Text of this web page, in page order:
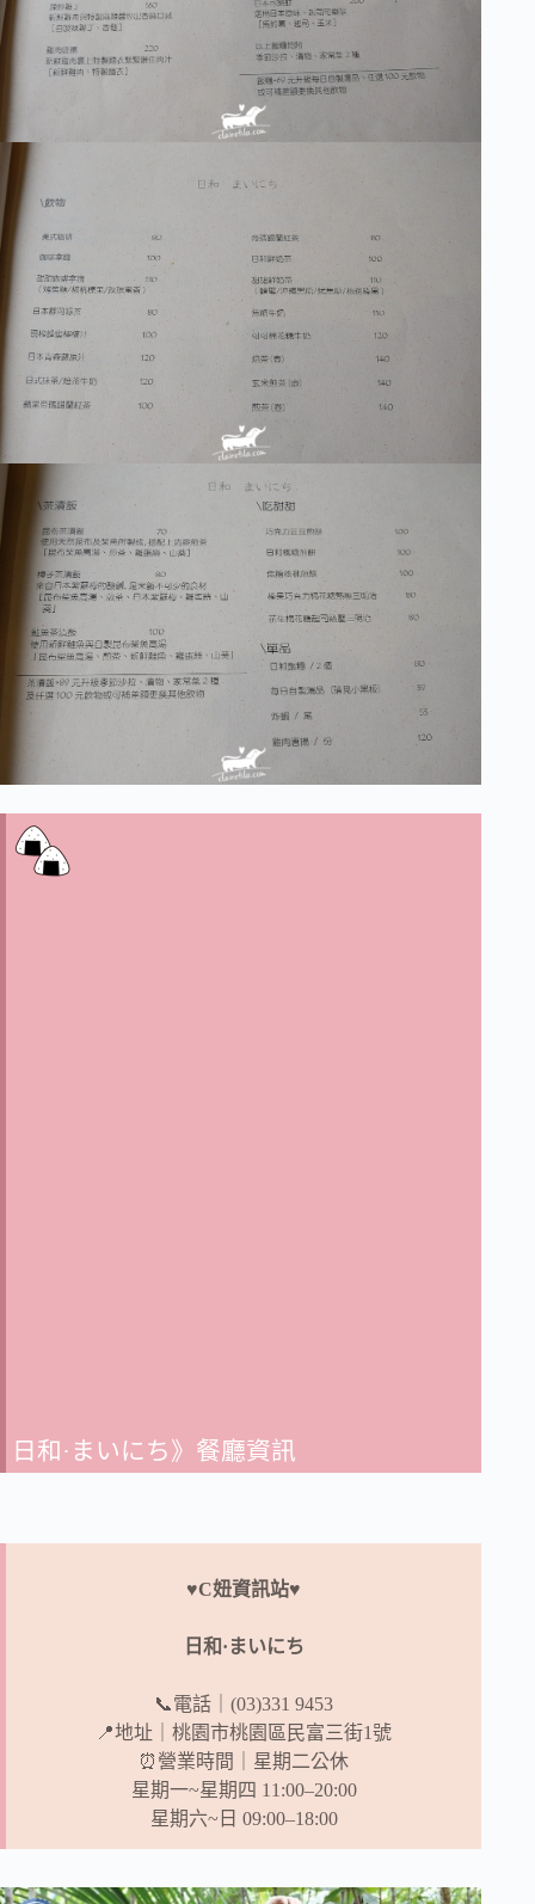
日和·まいにち》餐廳資訊
♥C妞資訊站♥
日和·まいにち
📞電話｜(03)331 9453
📍地址｜桃園市桃園區民富三街1號
⏰營業時間｜星期二公休
星期一~星期四 11:00–20:00
星期六~日 09:00–18:00